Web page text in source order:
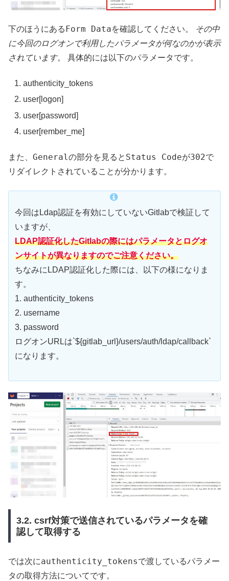
下のほうにあるForm Dataを確認してください。
その中
に今回のログオンで利用したパラメータが何なのかが表示
されています。
具体的には以下のパラメータです。
authenticity_tokens
user[logon]
user[password]
user[rember_me]
また、 Generalの部分を見ると Status Codeが302で
リダイレクトされていることが分かります。
今回はLdap認証を有効にしていないGitlabで検証して
いますが、
LDAP認証化したGitlabの際にはパラメータとログオ
ンサイトが異なりますのでご注意ください。
ちなみにLDAP認証化した際には、以下の様になりま
す。
1. authenticity_tokens
2. username
3. password
ログオンURLは`${gitlab_url}/users/auth/ldap/callback`
になります。
3.2. csrf対策で送信されているパラメータを確
認して取得する
では次にauthenticity_tokensで渡しているパラメー
タの取得方法についてです。